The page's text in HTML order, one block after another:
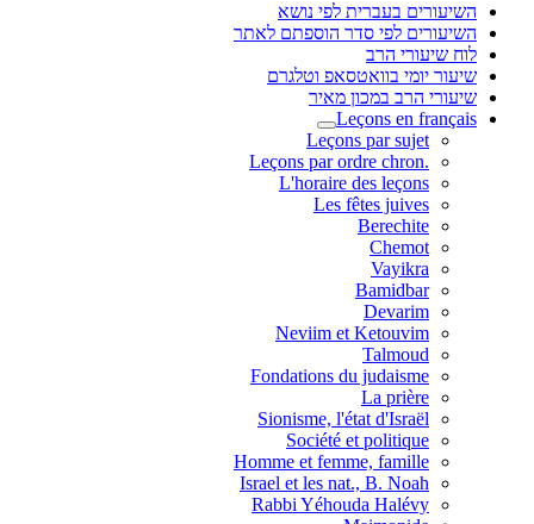
השיעורים בעברית לפי נושא
השיעורים לפי סדר הוספתם לאתר
לוח שיעורי הרב
שיעור יומי בוואטסאפ וטלגרם
שיעורי הרב במכון מאיר
Leçons en français
Leçons par sujet
.Leçons par ordre chron
L'horaire des leçons
Les fêtes juives
Berechite
Chemot
Vayikra
Bamidbar
Devarim
Neviim et Ketouvim
Talmoud
Fondations du judaisme
La prière
Sionisme, l'état d'Israël
Société et politique
Homme et femme, famille
Israel et les nat., B. Noah
Rabbi Yéhouda Halévy